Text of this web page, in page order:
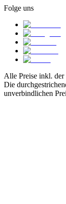
Folge uns
Alle Preise inkl. der
Die
unverbindlichen